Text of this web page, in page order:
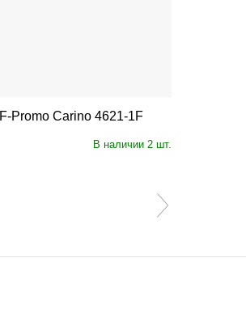
Торшер F-Promo Carino 4621-1F
В наличии 2 шт.